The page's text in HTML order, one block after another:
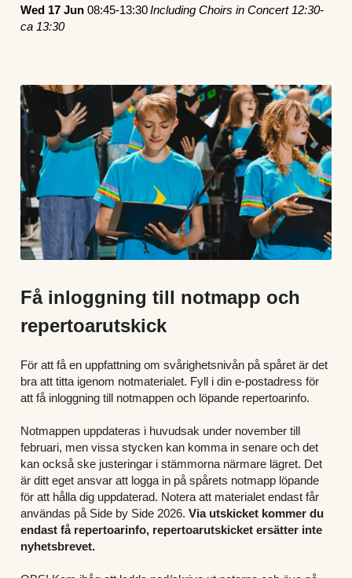
Wed 17 Jun 08:45-13:30 Including Choirs in Concert 12:30-
ca 13:30
Få inloggning till notmapp och
repertoarutskick
För att få en uppfattning om svårighetsnivån på spåret är det
bra att titta igenom notmaterialet. Fyll i din e-postadress för
att få inloggning till notmappen och löpande repertoarinfo.
Notmappen uppdateras i huvudsak under november till
februari, men vissa stycken kan komma in senare och det
kan också ske justeringar i stämmorna närmare lägret. Det
är ditt eget ansvar att logga in på spårets notmapp löpande
för att hålla dig uppdaterad. Notera att materialet endast får
användas på Side by Side 2026. Via utskicket kommer du
endast få repertoarinfo, repertoarutskicket ersätter inte
nyhetsbrevet.